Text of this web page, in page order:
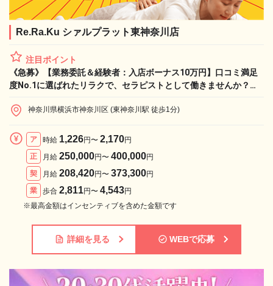
Re.Ra.Ku シァルプラット東神奈川店
注目ポイント
《急募》【業務委託＆経験者：入店ボーナス10万円】口コミ満足
度No.1に選ばれたリラクで、セラピストとして働きませんか？
神奈川県横浜市神奈川区 (東神奈川駅 徒歩1分)
ア 時給 1,226円〜 2,170円
正
月給 250,000円〜 400,000円
契
月給 208,420円〜 373,300円
業
歩合 2,811円〜 4,543円
※最高金額はインセンティブを含めた金額です
詳細を見る WEBで応募